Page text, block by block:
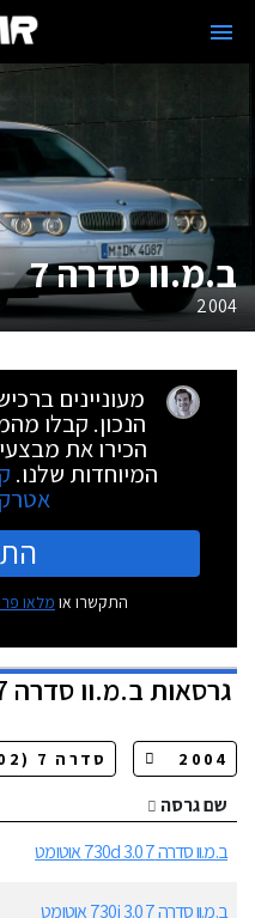
ב.מ.וו סדרה 7
2004
מעוניינים
הנכון. קבלו
הכירו את
המיוחדות שלנו.
התקשרו או מלאו
גרסאותב.מ.וו סדרה 7
שם גרסה
ב.מ.וו סדרה 7 730d 3.0 אוטומט
ב.מ.וו סדרה 7 730i 3.0 אוטומט